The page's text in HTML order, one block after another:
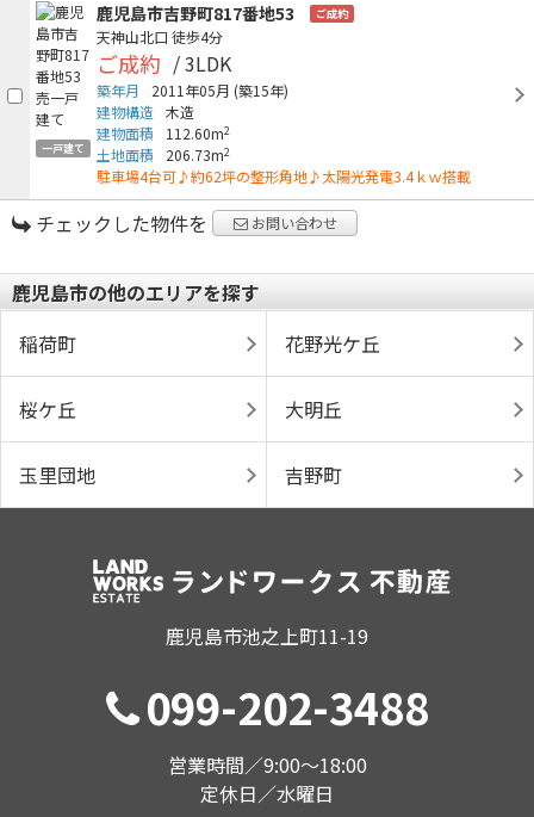
一戸建て
鹿児島市吉野町817番地53 ご成約
天神山北口 徒歩4分
ご成約 / 3LDK
築年月 2011年05月 (築15年)
建物構造 木造
建物面積
112.60m2
土地面積 206.73m2
駐車場4台可♪約62坪の整形角地♪太陽光発電3.4ｋｗ搭載
チェックした物件を お問い合わせ
鹿児島市の他のエリアを探す
稲荷町
花野光ケ丘
桜ケ丘 大明丘
玉里団地 吉野町
鹿児島市池之上町11-19
099-202-3488
営業時間／9:00〜18:00
定休日／水曜日